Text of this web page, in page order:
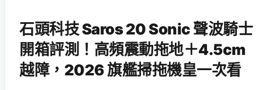
石頭科技 Saros 20 Sonic 聲波騎士
開箱評測！高頻震動拖地＋4.5cm
越障，2026 旗艦掃拖機皇一次看